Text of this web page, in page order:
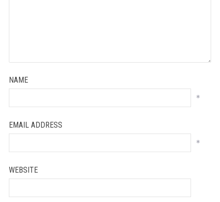
NAME
*
EMAIL ADDRESS
*
WEBSITE